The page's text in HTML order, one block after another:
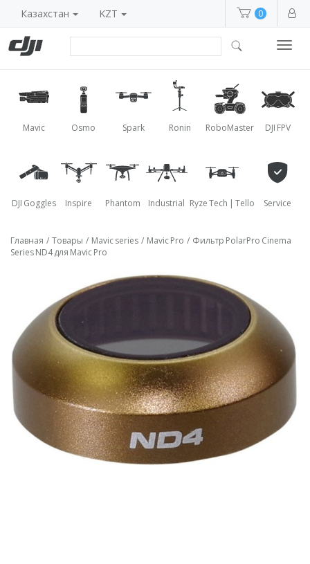
Казахстан KZT 0
Mavic Osmo Spark Ronin RoboMaster DJI FPV
DJI Goggles Inspire Phantom Industrial Ryze Tech | Tello Service
Главная / Товары / Mavic series / Mavic Pro / Фильтр PolarPro Cinema
Series ND4 для Mavic Pro